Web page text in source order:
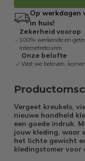
Op werkdagen
in huis!
Zekerheid voorop
100% werkende en
internetretouren
Onze belofte
Wat we beloven,
Vergeet kreukels,
nieuwe handheld
een goede indruk.
jouw kleding, waar
het lichte gewicht
kledingstomer voor